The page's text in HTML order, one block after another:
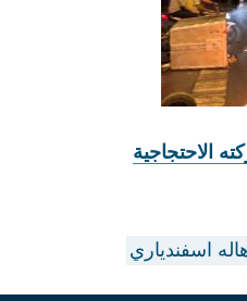
الاحتجاجية